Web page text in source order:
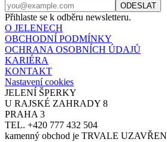
Přihlaste se k odběru newsletteru.
O JELENECH
OBCHODNÍ PODMÍNKY
OCHRANA OSOBNÍCH ÚDAJŮ
KARIÉRA
KONTAKT
Nastavení cookies
JELENÍ ŠPERKY
U RAJSKÉ ZAHRADY 8
PRAHA 3
TEL. +420 777 432 504
kamenný obchod je TRVALE UZAVŘEN